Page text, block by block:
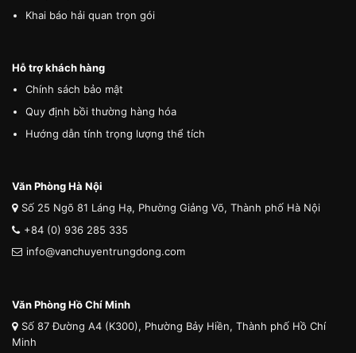
Khai báo hải quan trọn gói
Hỗ trợ khách hàng
Chính sách bảo mật
Quy định bồi thường hàng hóa
Hướng dẫn tính trọng lượng thể tích
Văn Phòng Hà Nội
Số 25 Ngõ 81 Láng Hạ, Phường Giảng Võ, Thành phố Hà Nội
+84 (0) 936 285 335
info@vanchuyentrungdong.com
Văn Phòng Hồ Chí Minh
Số 87 Đường A4 (K300), Phường Bảy Hiền, Thành phố Hồ Chí
Minh